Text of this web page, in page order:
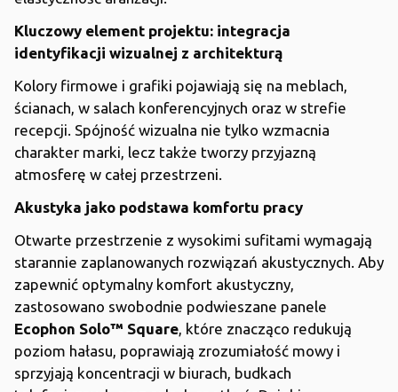
Kluczowy element projektu: integracja
identyfikacji wizualnej z architekturą
Kolory firmowe i grafiki pojawiają się na meblach,
ścianach, w salach konferencyjnych oraz w strefie
recepcji. Spójność wizualna nie tylko wzmacnia
charakter marki, lecz także tworzy przyjazną
atmosferę w całej przestrzeni.
Akustyka jako podstawa komfortu pracy
Otwarte przestrzenie z wysokimi sufitami wymagają
starannie zaplanowanych rozwiązań akustycznych. Aby
zapewnić optymalny komfort akustyczny,
zastosowano swobodnie podwieszane panele
Ecophon Solo™ Square, które znacząco redukują
poziom hałasu, poprawiają zrozumiałość mowy i
sprzyjają koncentracji w biurach, budkach